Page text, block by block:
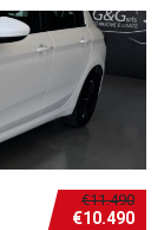
€11.490
€10.490